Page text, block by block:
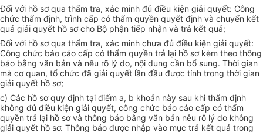
Đối với hồ sơ qua thẩm tra, xác minh đủ điều kiện giải quyết: Công
chức thẩm định, trình cấp có thẩm quyền quyết định và chuyển kết
quả giải quyết hồ sơ cho Bộ phận tiếp nhận và trả kết quả;
Đối với hồ sơ qua thẩm tra, xác minh chưa đủ điều kiện giải quyết:
Công chức báo cáo cấp có thẩm quyền trả lại hồ sơ kèm theo thông
báo bằng văn bản và nêu rõ lý do, nội dung cần bổ sung. Thời gian
mà cơ quan, tổ chức đã giải quyết lần đầu được tính trong thời gian
giải quyết hồ sơ;
c) Các hồ sơ quy định tại điểm a, b khoản này sau khi thẩm định
không đủ điều kiện giải quyết, công chức báo cáo cấp có thẩm
quyền trả lại hồ sơ và thông báo bằng văn bản nêu rõ lý do không
giải quyết hồ sơ. Thông báo được nhập vào mục trả kết quả trong